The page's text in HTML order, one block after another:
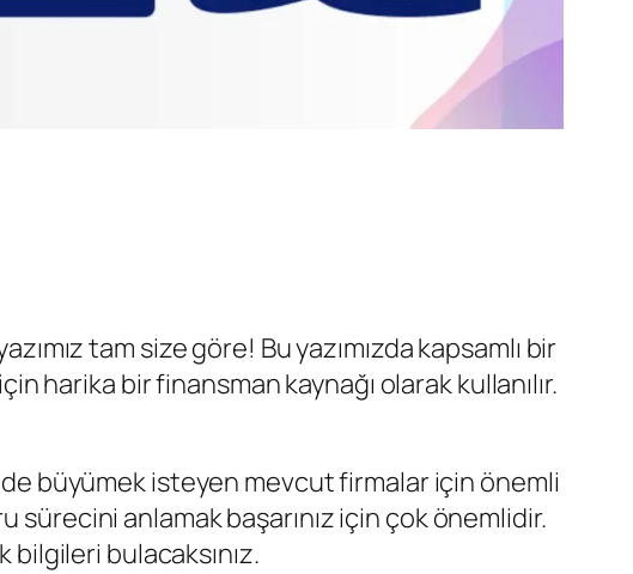
tam size göre! Bu yazımızda kapsamlı bir
harika bir finansman kaynağı olarak kullanılır.
büyümek isteyen mevcut firmalar için önemli
anlamak başarınız için çok önemlidir.
bilgileri bulacaksınız.